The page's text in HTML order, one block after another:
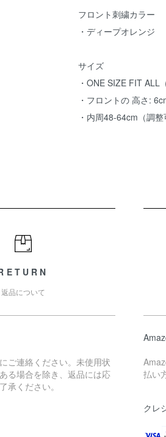
フロント刺繍カラー
・ディープオレンジ
サイズ
・ONE SIZE FIT ALL
・フロントの 高さ:
・内周48-64cm（調整
返品について
ご連絡ください。未使用状
る場合を除き、返品には応
承ください。
払い
クレ